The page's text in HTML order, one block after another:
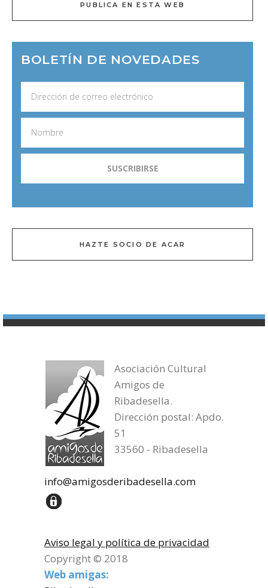
PUBLICA EN ESTA WEB
BOLETÍN DE NOVEDADES
HAZTE SOCIO DE ACAR
Asociación Cultural
Amigos de
Ribadesella.
Dirección postal: Apdo.
51
33560 - Ribadesella
info@amigosderibadesella.com
Aviso legal y política de privacidad
Copyright © 2018
Web amigas: